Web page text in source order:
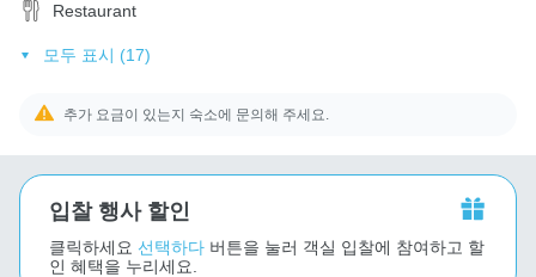
Restaurant
모두 표시 (17)
추가 요금이 있는지 숙소에 문의해 주세요.
입찰 행사 할인
클릭하세요 선택하다 버튼을 눌러 객실 입찰에 참여하고 할
인 혜택을 누리세요.